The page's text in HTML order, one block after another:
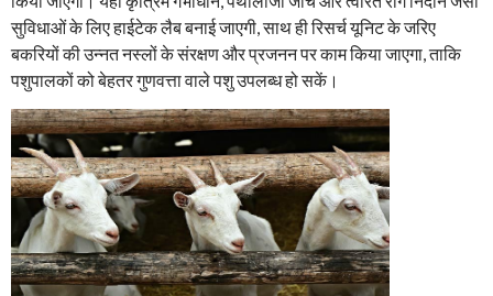
सुविधाओं के लिए हाईटेक लैब बनाई जाएगी, साथ ही रिसर्च यूनिट के जरिए
बकरियों की उन्नत नस्लों के संरक्षण और प्रजनन पर काम किया जाएगा, ताकि
पशुपालकों को बेहतर गुणवत्ता वाले पशु उपलब्ध हो सकें।